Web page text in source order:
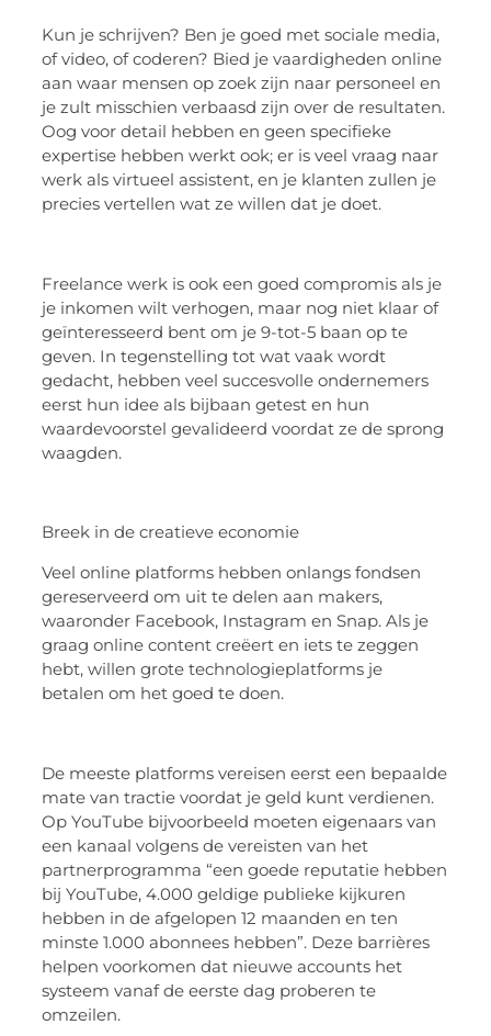
Kun je schrijven? Ben je goed met sociale media,
of video, of coderen? Bied je vaardigheden online
aan waar mensen op zoek zijn naar personeel en
je zult misschien verbaasd zijn over de resultaten.
Oog voor detail hebben en geen specifieke
expertise hebben werkt ook; er is veel vraag naar
werk als virtueel assistent, en je klanten zullen je
precies vertellen wat ze willen dat je doet.
Freelance werk is ook een goed compromis als je
je inkomen wilt verhogen, maar nog niet klaar of
geïnteresseerd bent om je 9-tot-5 baan op te
geven. In tegenstelling tot wat vaak wordt
gedacht, hebben veel succesvolle ondernemers
eerst hun idee als bijbaan getest en hun
waardevoorstel gevalideerd voordat ze de sprong
waagden.
Breek in de creatieve economie
Veel online platforms hebben onlangs fondsen
gereserveerd om uit te delen aan makers,
waaronder Facebook, Instagram en Snap. Als je
graag online content creëert en iets te zeggen
hebt, willen grote technologieplatforms je
betalen om het goed te doen.
De meeste platforms vereisen eerst een bepaalde
mate van tractie voordat je geld kunt verdienen.
Op YouTube bijvoorbeeld moeten eigenaars van
een kanaal volgens de vereisten van het
partnerprogramma “een goede reputatie hebben
bij YouTube, 4.000 geldige publieke kijkuren
hebben in de afgelopen 12 maanden en ten
minste 1.000 abonnees hebben”. Deze barrières
helpen voorkomen dat nieuwe accounts het
systeem vanaf de eerste dag proberen te
omzeilen.